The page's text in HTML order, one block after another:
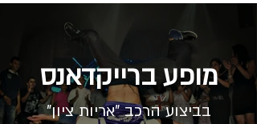
מופע ברייקדאנס
בביצוע הרכב "אריות ציון"